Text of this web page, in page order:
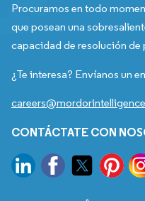
Procuramos en todo
que posean una
capacidad de resolución
¿Te interesa? Envíanos un
CONTÁCTATE CON